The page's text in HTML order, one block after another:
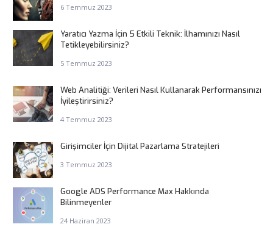
6 Temmuz 2023
Yaratıcı Yazma İçin 5 Etkili Teknik: İlhamınızı Nasıl
Tetikleyebilirsiniz?
5 Temmuz 2023
Web Analitiği: Verileri Nasıl Kullanarak Performansınızı
İyileştirirsiniz?
4 Temmuz 2023
Girişimciler İçin Dijital Pazarlama Stratejileri
3 Temmuz 2023
Google ADS Performance Max Hakkında
Bilinmeyenler
24 Haziran 2023